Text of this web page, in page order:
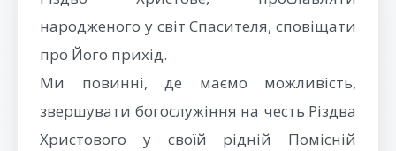
народженого у світ Спасителя, сповіщати
про Його прихід.
Ми повинні, де маємо можливість,
звершувати богослужіння на честь Різдва
Христового у своїй рідній Помісній